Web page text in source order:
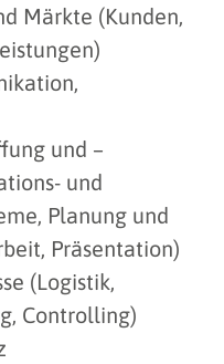
Märkte (Kunden,
und –
und
Planung und
Präsentation)
(Logistik,
Controlling)